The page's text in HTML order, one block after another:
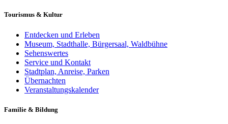
Tourismus & Kultur
Entdecken und Erleben
Museum, Stadthalle, Bürgersaal, Waldbühne
Sehenswertes
Service und Kontakt
Stadtplan, Anreise, Parken
Übernachten
Veranstaltungskalender
Familie & Bildung